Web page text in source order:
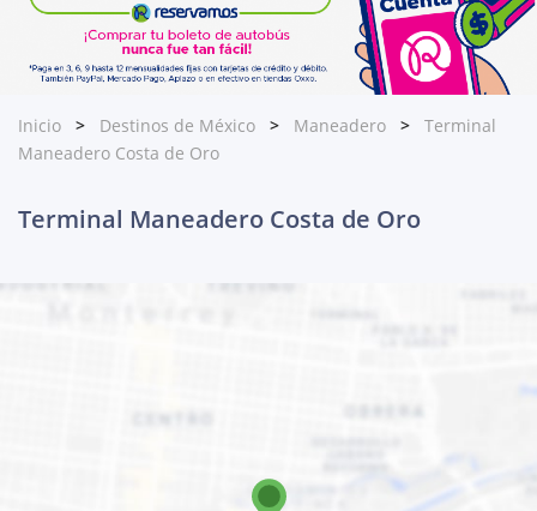
Inicio Destinos de México Maneadero
Terminal
Maneadero Costa de Oro
Terminal Maneadero Costa de Oro